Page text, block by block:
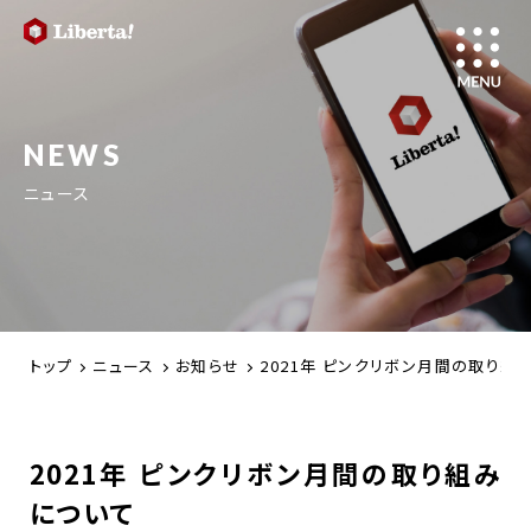
NEWS
ニュース
トップ ニュース お知らせ 2021年 ピンクリボン月間の取り組
2021年 ピンクリボン月間の取り組み
について